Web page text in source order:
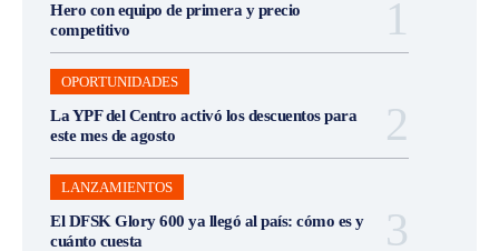
Hero con equipo de primera y precio
competitivo
OPORTUNIDADES
La YPF del Centro activó los descuentos para
este mes de agosto
LANZAMIENTOS
El DFSK Glory 600 ya llegó al país: cómo es y
cuánto cuesta